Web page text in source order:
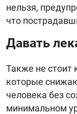
нельзя,
что
Давать
Также не стоит
которые
человека без
минимальном